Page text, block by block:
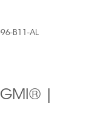
B11-AL
GMI® |